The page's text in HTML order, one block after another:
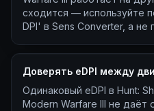
сходится — используйте
DPI' в Sens Converter, а не
Доверять eDPI между
Одинаковый eDPI в Hunt:
Modern Warfare III не даёт